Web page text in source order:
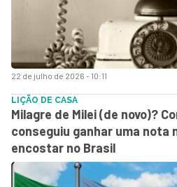
22 de julho de 2026 - 10:11
LIÇÃO DE CASA
Milagre de Milei (de novo)?
conseguiu ganhar uma nota
encostar no Brasil